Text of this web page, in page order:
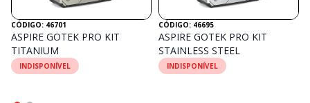
CÓDIGO: 46701
ASPIRE GOTEK PRO KIT
TITANIUM
INDISPONÍVEL
CÓDIGO: 46695
ASPIRE GOTEK PRO KIT
STAINLESS STEEL
INDISPONÍVEL